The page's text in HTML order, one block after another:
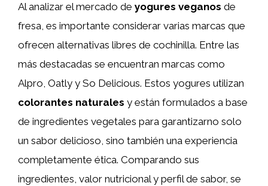
Al analizar el mercado de yogures veganos de
fresa, es importante considerar varias marcas que
ofrecen alternativas libres de cochinilla. Entre las
más destacadas se encuentran marcas como
Alpro, Oatly y So Delicious. Estos yogures utilizan
colorantes naturales y están formulados a base
de ingredientes vegetales para garantizarno solo
un sabor delicioso, sino también una experiencia
completamente ética. Comparando sus
ingredientes, valor nutricional y perfil de sabor, se